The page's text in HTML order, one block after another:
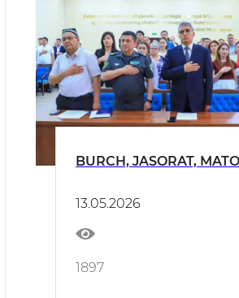
BURCH, JASORAT,
13.05.2026
1897